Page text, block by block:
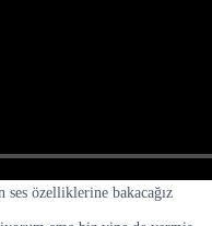
özelliklerine bakacağız